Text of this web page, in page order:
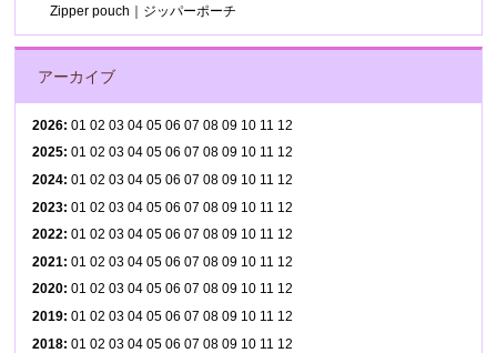
Zipper pouch｜ジッパーポーチ
アーカイブ
2026:01 02 03 04 05 06 07 08 09 10 11 12
2025:01 02 03 04 05 06 07 08 09 10 11 12
2024:01 02 03 04 05 06 07 08 09 10 11 12
2023:01 02 03 04 05 06 07 08 09 10 11 12
2022:01 02 03 04 05 06 07 08 09 10 11 12
2021:01 02 03 04 05 06 07 08 09 10 11 12
2020:01 02 03 04 05 06 07 08 09 10 11 12
2019:01 02 03 04 05 06 07 08 09 10 11 12
2018:01 02 03 04 05 06 07 08 09 10 11 12